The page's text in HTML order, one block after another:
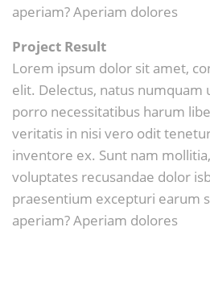
aperiam? Aperiam dolores
Project Result
Lorem ipsum dolor sit amet,
elit. Delectus, natus numquam
porro necessitatibus harum
veritatis in nisi vero odit
inventore ex. Sunt nam
voluptates recusandae dolor
praesentium excepturi earum
aperiam? Aperiam dolores